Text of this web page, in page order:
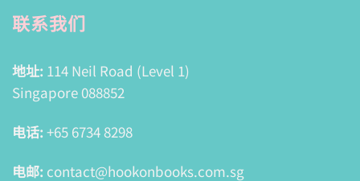
联系我们
地址: 114 Neil Road (Level 1)
Singapore 088852
电话: +65 6734 8298
电邮: contact@hookonbooks.com.sg